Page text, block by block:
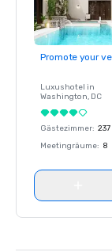
Promote your
Luxushotel in
Washington, DC
Gästezimmer: 237
Meetingräume: 8